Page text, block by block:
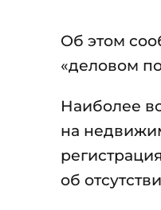
Об этом
«деловом
Наиболее
на
об